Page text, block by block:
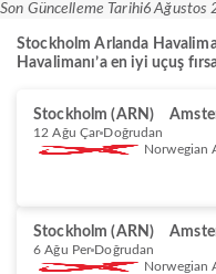
Son Güncelleme Tarihi6 Ağustos
Stockholm Arlanda
Havalimanı’a en iyi uçuş
Stockholm (ARN)
12 Ağu Çar Doğrudan
Norwegian
Stockholm (ARN)
6 Ağu Per Doğrudan
Norwegian